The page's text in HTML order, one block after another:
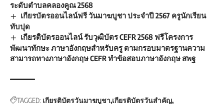
ระดับตำบลคลองคูณ 2568
เกียรบัตรออนไลน์ฟรี วันมาฆบูชา ประจำปี 2567 ครูนักเรียน
ทับปุด
เกียรติบัตรออนไลน์ รับวุฒิบัตร CEFR 2568 ฟรีโครงการ
พัฒนาทักษะ ภาษาอังกฤษสําหรับครู ตามกรอบมาตรฐานความ
สามารถทางภาษาอังกฤษ CEFR ทำข้อสอบภาษาอังกฤษ สพฐ
TAGGED: เกียรติบัตรวันมาฆบูชา เกียรติบัตรวันสำคัญ